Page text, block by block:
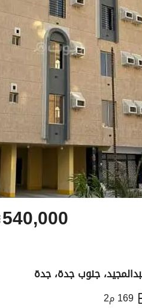
540,000
جنوب جدة، جدة
169 م2